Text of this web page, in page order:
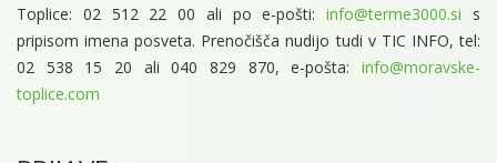
Toplice: 02 512 22 00 ali po e-pošti:info@terme3000.si s
pripisom imena posveta. Prenočišča nudijo tudi v TIC INFO, tel:
02 538 15 20 ali 040 829 870, e-pošta: info@moravske-
toplice.com